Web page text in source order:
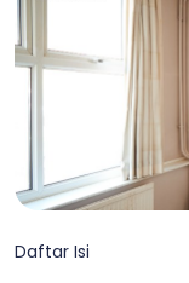
Daftar Isi